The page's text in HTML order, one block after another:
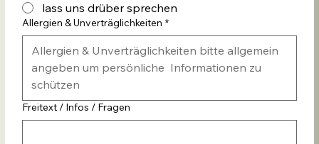
lass uns drüber sprechen
Allergien & Unverträglichkeiten *
Freitext / Infos / Fragen